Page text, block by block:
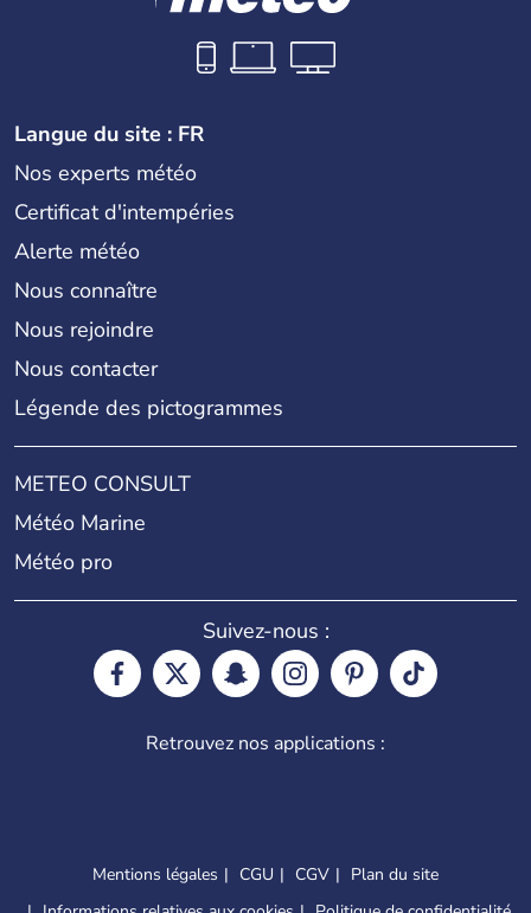
Langue du site : FR
Nos experts météo
Certificat d'intempéries
Alerte météo
Nous connaître
Nous rejoindre
Nous contacter
Légende des pictogrammes
METEO CONSULT
Météo Marine
Météo pro
Suivez-nous :
Retrouvez nos applications :
Mentions légales CGU CGV
Plan du site